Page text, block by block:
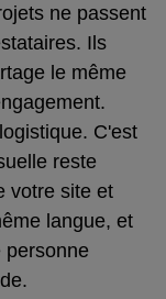
ne passent
Ils
le même
C'est
reste
votre site et
langue, et
personne